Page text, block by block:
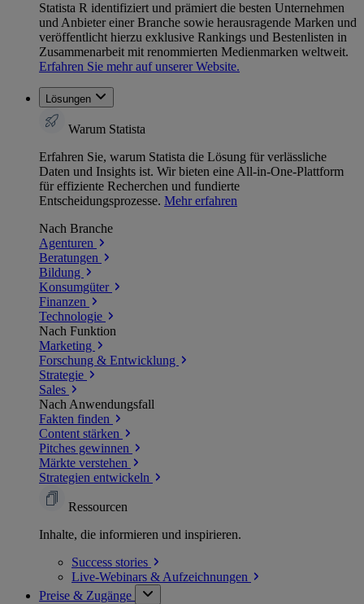
Statista R identifiziert und prämiert die besten Unternehmen
und Anbieter einer Branche sowie herausragende Marken und
veröffentlicht hierzu exklusive Rankings und Bestenlisten in
Zusammenarbeit mit renommierten Medienmarken weltweit.
Erfahren Sie mehr auf unserer Website.
Lösungen
Warum Statista
Erfahren Sie, warum Statista die Lösung für verlässliche
Daten und Insights ist. Wir bieten eine All-in-One-Plattform
für effiziente Recherchen und fundierte
Entscheidungsprozesse. Mehr erfahren
Nach Branche
Agenturen
Beratungen
Bildung
Konsumgüter
Finanzen
Technologie
Nach Funktion
Marketing
Forschung & Entwicklung
Strategie
Sales
Nach Anwendungsfall
Fakten finden
Content stärken
Pitches gewinnen
Märkte verstehen
Strategien entwickeln
Ressourcen
Inhalte, die informieren und inspirieren.
Success stories
Live-Webinars & Aufzeichnungen
Preise & Zugänge